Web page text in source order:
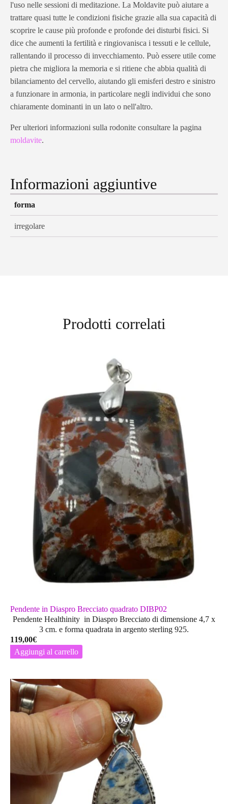
l'uso nelle sessioni di meditazione. La Moldavite può aiutare a
trattare quasi tutte le condizioni fisiche grazie alla sua capacità di
scoprire le cause più profonde e profonde dei disturbi fisici. Si
dice che aumenti la fertilità e ringiovanisca i tessuti e le cellule,
rallentando il processo di invecchiamento. Può essere utile come
pietra che migliora la memoria e si ritiene che abbia qualità di
bilanciamento del cervello, aiutando gli emisferi destro e sinistro
a funzionare in armonia, in particolare negli individui che sono
chiaramente dominanti in un lato o nell'altro.
Per ulteriori informazioni sulla rodonite consultare la pagina
moldavite.
Informazioni aggiuntive
forma
irregolare
Prodotti correlati
Pendente in Diaspro Brecciato quadrato DIBP02
Pendente Healthinity in Diaspro Brecciato di dimensione 4,7 x
3 cm. e forma quadrata in argento sterling 925.
119,00€
Aggiungi al carrello